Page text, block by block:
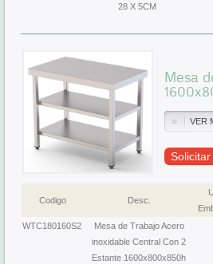
28 X 5CM
Mesa
VER
Solicitar
Codigo Desc.
WTC180160S2
Mesa de Trabajo Acero
inoxidable Central Con 2
Estante 1600x800x850h